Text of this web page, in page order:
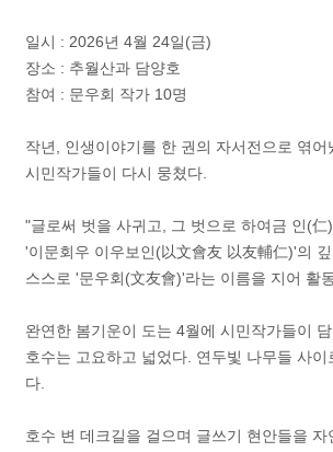
일시 : 2026년 4월 24일(금)
장소 : 추월산과 담양호
참여 : 문우회 작가 10명
작년, 인생이야기를 한 권의 자서전으로 엮어
시민작가들이 다시 뭉쳤다.
"글로써 벗을 사귀고, 그 벗으로 하여금 인(仁
'이문회우 이우보인(以文會友 以友輔仁)'의
스스로 '문우회(文友會)'라는 이름을 지어 활
완연한 봄기운이 도는 4월에 시민작가들이
호수는 고요하고 넓었다. 연두빛 나무들 사이
다.
호수 변 데크길을 걸으며 글쓰기 현안들을 자